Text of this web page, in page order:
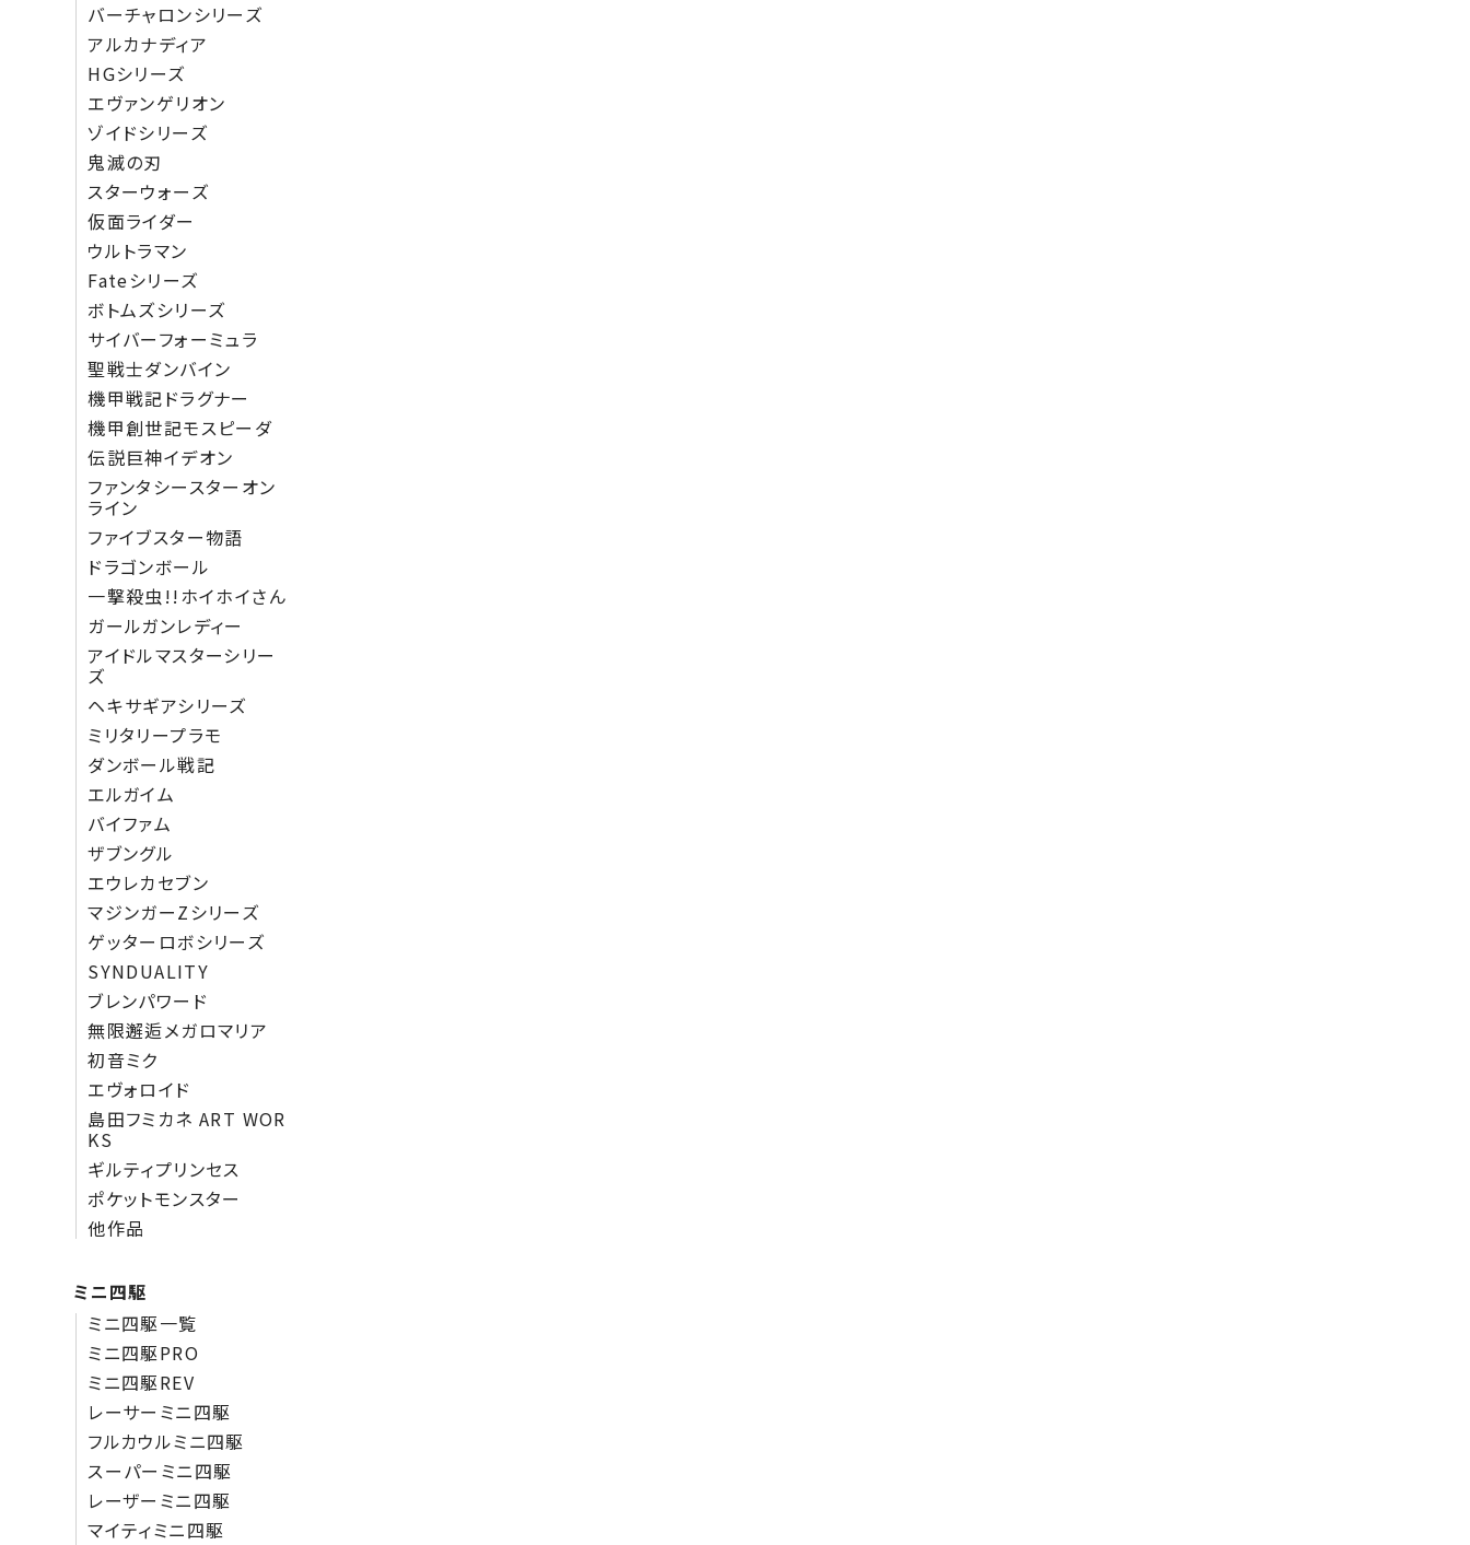
バーチャロンシリーズ
アルカナディア
HGシリーズ
エヴァンゲリオン
ゾイドシリーズ
鬼滅の刃
スターウォーズ
仮面ライダー
ウルトラマン
Fateシリーズ
ボトムズシリーズ
サイバーフォーミュラ
聖戦士ダンバイン
機甲戦記ドラグナー
機甲創世記モスピーダ
伝説巨神イデオン
ファンタシースターオン
ライン
ファイブスター物語
ドラゴンボール
一撃殺虫!!ホイホイさん
ガールガンレディー
アイドルマスターシリー
ズ
ヘキサギアシリーズ
ミリタリープラモ
ダンボール戦記
エルガイム
バイファム
ザブングル
エウレカセブン
マジンガーZシリーズ
ゲッターロボシリーズ
SYNDUALITY
ブレンパワード
無限邂逅メガロマリア
初音ミク
エヴォロイド
島田フミカネ ART WOR
KS
ギルティプリンセス
ポケットモンスター
他作品
ミニ四駆
ミニ四駆一覧
ミニ四駆PRO
ミニ四駆REV
レーサーミニ四駆
フルカウルミニ四駆
スーパーミニ四駆
レーザーミニ四駆
マイティミニ四駆